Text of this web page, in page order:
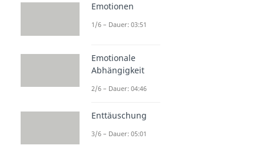
Emotionen
1/6 – Dauer: 03:51
Emotionale
Abhängigkeit
2/6 – Dauer: 04:46
Enttäuschung
3/6 – Dauer: 05:01